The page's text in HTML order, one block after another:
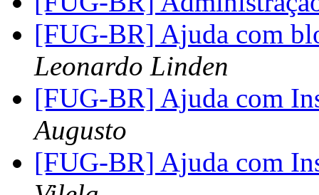
[FUG-BR] Ajuda com
Leonardo Linden
[FUG-BR] Ajuda com
Augusto
[FUG-BR] Ajuda com